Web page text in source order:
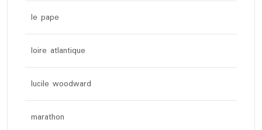
le pape
loire atlantique
lucile woodward
marathon